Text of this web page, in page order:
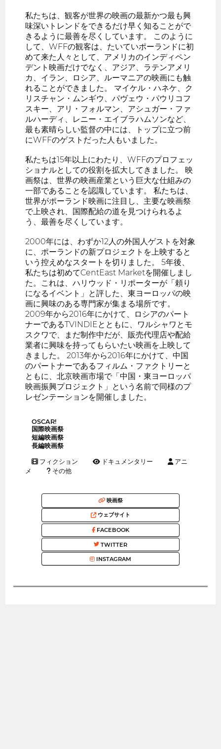
私たちは、観客が世界の映画の最新かつ最も興
味深いトレンドをできるだけ早く知ることがで
きるように最善を尽くしています。 このように
して、WFFの観客は、たいていポーランドに初
めて来た人々として、アメリカのインディペン
デント映画だけでなく、アジア、ラテンアメリ
カ、イラン、ロシア、ルーマニアの映画にも触
れることができました。 マイケル・ハネケ、ク
リスチャン・ムンギウ、パヴェウ・パウリコフ
スキー、アリ・フォルマン、アシュガー・ファ
ルハーディ、レニー・エイブラハムソンなど、
最も素晴らしい監督の中には、トップに立つ前
にWFFのゲストだった人もいました。
私たちは15年以上にわたり、WFFのプロフェッ
ショナルとしての役割を拡大してきました。 映
画祭は、世界の映画産業という巨大な仕組みの
一部であることを認識しています。 私たちは、
世界がポーランド映画に注目し、主要な映画祭
で上映され、国際配給の道を見つけられるよ
う、最善を尽くしています。
2000年には、わずか12人の外国人ゲストを対象
に、ポーランドの新プロジェクトを上映すると
いう控えめなスタートを切りました。 5年後、
私たちは初めてCentEast Marketを開催しまし
た。これは、ハリウッド・リポーターが「頼り
になるイベント」と評した、東ヨーロッパの映
画に興味のある専門家が集まる場所です。
2009年から2016年にかけて、ロシアのパート
ナーであるTVINDIEとともに、ワルシャワとモ
スクワで、まだ制作中だが、販売代理店や配給
業者に興味を持ってもらいたい映画を上映して
きました。 2013年から2016年にかけて、中国
のパートナーであるフィルム・ファクトリーと
ともに、北京映画市場で「中国・東ヨーロッパ
映画振興プロジェクト」という名前で同様のプ
レゼンテーションを開催しました。
OSCAR!
国際映画祭
短編映画祭
長編映画祭
フィクション ドキュメンタリー
アニ
メ
その他
映画祭
ウェブサイト
FACEBOOK
TWITTER
INSTAGRAM